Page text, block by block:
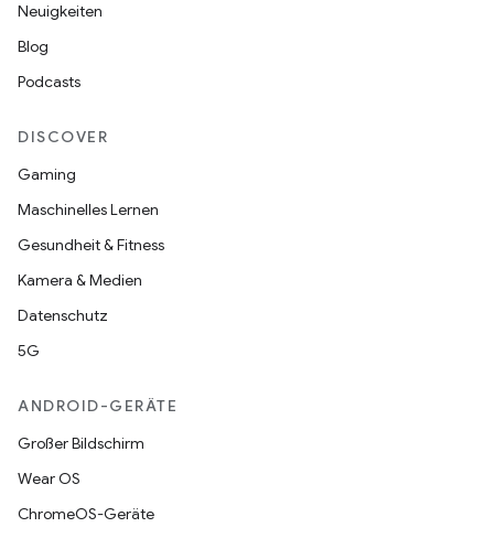
Neuigkeiten
Blog
Podcasts
DISCOVER
Gaming
Maschinelles Lernen
Gesundheit & Fitness
Kamera & Medien
Datenschutz
5G
ANDROID-GERÄTE
Großer Bildschirm
Wear OS
ChromeOS-Geräte